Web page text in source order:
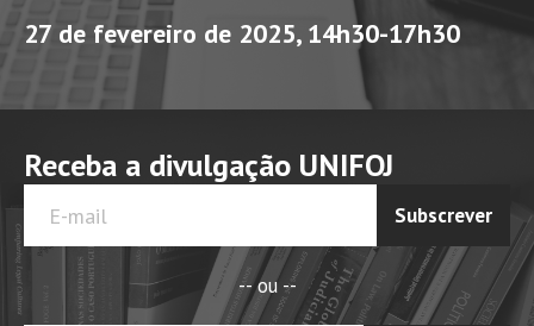
27 de fevereiro de 2025, 14h30-17h30
Receba a divulgação UNIFOJ
Subscrever
-- ou --